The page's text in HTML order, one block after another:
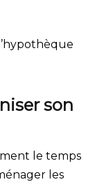
son
le temps
les